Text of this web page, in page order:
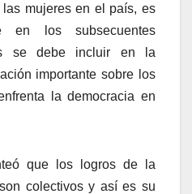
mujeres en el país, es
los subsecuentes
se debe incluir en la
importante sobre los
la democracia en
que los logros de la
colectivos y así es su